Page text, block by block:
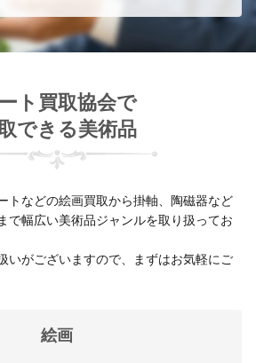
ト買取協会で
できる美術品
トなどの絵画買取から掛軸、陶磁器など
で幅広い美術品ジャンルを取り扱ってお
いがございますので、まずはお気軽にご
絵画